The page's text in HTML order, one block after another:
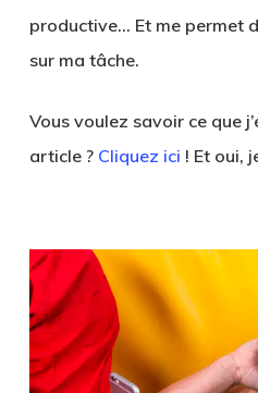
productive… Et me permet
sur ma tâche.
Vous voulez savoir ce que
article ? Cliquez ici ! Et oui,